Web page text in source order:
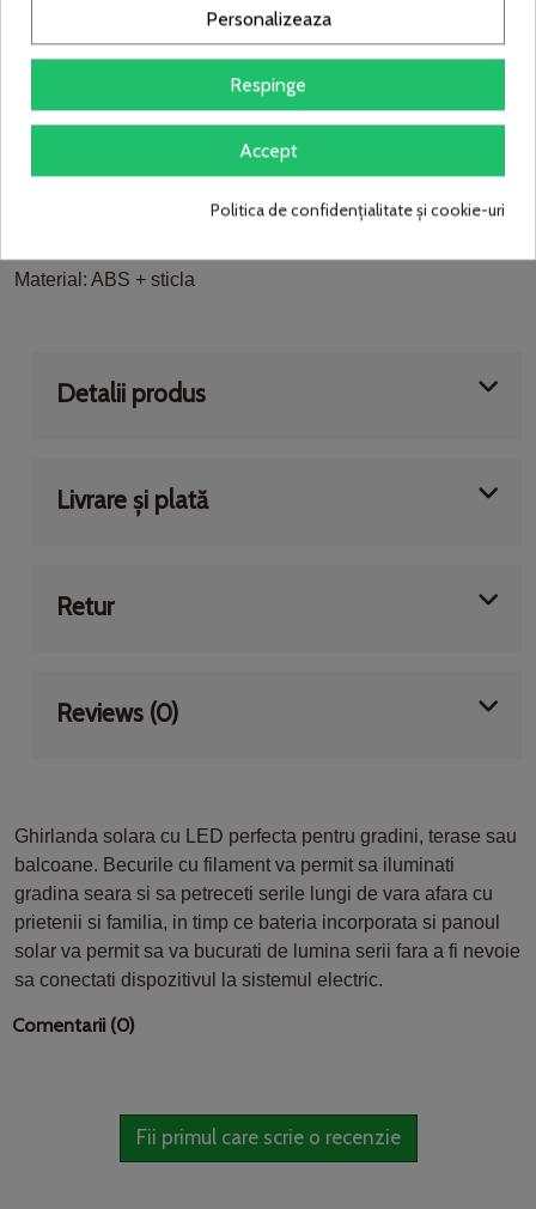
Ghirlanda solara cu LED perfecta pentru gradini, terase sau
balcoane. Becurile cu filament va permit sa iluminati
gradina seara si sa petreceti serile lungi de vara afara cu
prietenii si familia, in timp ce bateria incorporata si panoul
solar va permit sa va bucurati de lumina serii fara a fi nevoie
sa conectati dispozitivul la sistemul electric.
Numar de lumeni: 300 lm
Durata de viata: 3000 ore
Inaltime pachet: 85 mm
Curent maxim: ≤150mA
Material: ABS + sticla
Detalii produs
Livrare și plată
Retur
Reviews (0)
Comentarii (0)
Fii primul care scrie o recenzie
Personalizeaza
Respinge
Accept
Politica de confidențialitate și cookie-uri